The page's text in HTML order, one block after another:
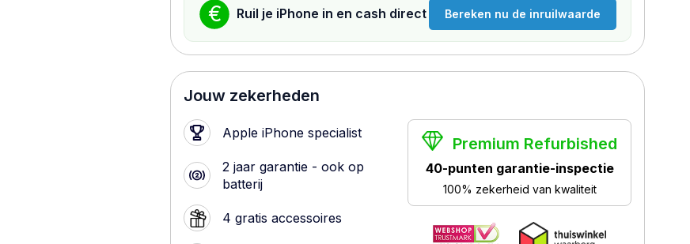
€ Ruil je iPhone in en cash direct Bereken nu de inruilwaarde
Jouw zekerheden
Apple iPhone specialist
2 jaar garantie - ook op
batterij
4 gratis accessoires
Premium Refurbished
40-punten garantie-inspectie
100% zekerheid van kwaliteit